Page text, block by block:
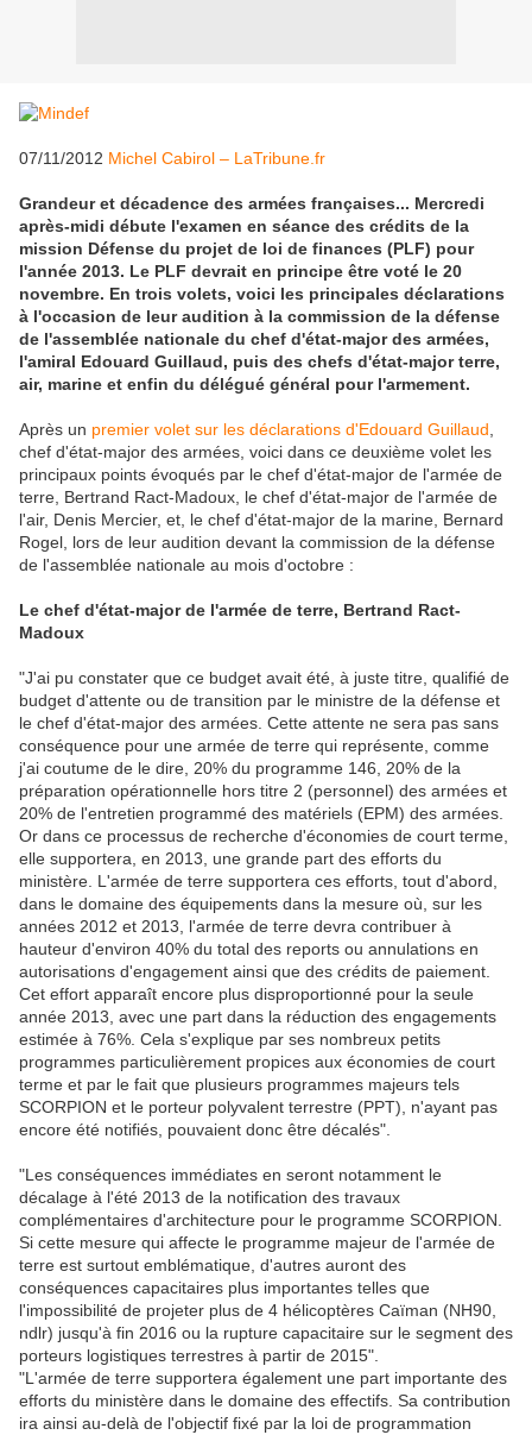
07/11/2012 Michel Cabirol – LaTribune.fr
Grandeur et décadence des armées françaises... Mercredi
après-midi débute l'examen en séance des crédits de la
mission Défense du projet de loi de finances (PLF) pour
l'année 2013. Le PLF devrait en principe être voté le 20
novembre. En trois volets, voici les principales déclarations
à l'occasion de leur audition à la commission de la défense
de l'assemblée nationale du chef d'état-major des armées,
l'amiral Edouard Guillaud, puis des chefs d'état-major terre,
air, marine et enfin du délégué général pour l'armement.
Après un premier volet sur les déclarations d'Edouard Guillaud
chef d'état-major des armées, voici dans ce deuxième volet les
principaux points évoqués par le chef d'état-major de l'armée de
terre, Bertrand Ract-Madoux, le chef d'état-major de l'armée de
l'air, Denis Mercier, et, le chef d'état-major de la marine, Bernard
Rogel, lors de leur audition devant la commission de la défense
de l'assemblée nationale au mois d'octobre :
Le chef d'état-major de l'armée de terre, Bertrand Ract-
Madoux
"J'ai pu constater que ce budget avait été, à juste titre, qualifié de
budget d'attente ou de transition par le ministre de la défense et
le chef d'état-major des armées. Cette attente ne sera pas sans
conséquence pour une armée de terre qui représente, comme
j'ai coutume de le dire, 20% du programme 146, 20% de la
préparation opérationnelle hors titre 2 (personnel) des armées et
20% de l'entretien programmé des matériels (EPM) des armées.
Or dans ce processus de recherche d'économies de court terme,
elle supportera, en 2013, une grande part des efforts du
ministère. L'armée de terre supportera ces efforts, tout d'abord,
dans le domaine des équipements dans la mesure où, sur les
années 2012 et 2013, l'armée de terre devra contribuer à
hauteur d'environ 40% du total des reports ou annulations en
autorisations d'engagement ainsi que des crédits de paiement.
Cet effort apparaît encore plus disproportionné pour la seule
année 2013, avec une part dans la réduction des engagements
estimée à 76%. Cela s'explique par ses nombreux petits
programmes particulièrement propices aux économies de court
terme et par le fait que plusieurs programmes majeurs tels
SCORPION et le porteur polyvalent terrestre (PPT), n'ayant pas
encore été notifiés, pouvaient donc être décalés".
"Les conséquences immédiates en seront notamment le
décalage à l'été 2013 de la notification des travaux
complémentaires d'architecture pour le programme SCORPION.
Si cette mesure qui affecte le programme majeur de l'armée de
terre est surtout emblématique, d'autres auront des
conséquences capacitaires plus importantes telles que
l'impossibilité de projeter plus de 4 hélicoptères Caïman (NH90,
ndlr) jusqu'à fin 2016 ou la rupture capacitaire sur le segment des
porteurs logistiques terrestres à partir de 2015".
"L'armée de terre supportera également une part importante des
efforts du ministère dans le domaine des effectifs. Sa contribution
ira ainsi au-delà de l'objectif fixé par la loi de programmation